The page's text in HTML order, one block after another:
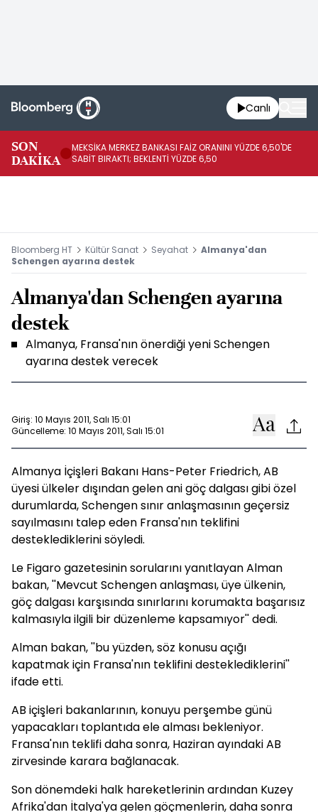
Canlı
SON
DAKİKA
MEKSİKA MERKEZ BANKASI FAİZ ORANINI YÜZDE 6,50'DE
SABİT BIRAKTI; BEKLENTİ YÜZDE 6,50
Bloomberg HT Kültür Sanat Seyahat
Almanya'dan
Schengen ayarına destek
Almanya'dan Schengen ayarına
destek
Almanya, Fransa'nın önerdiği yeni Schengen
ayarına destek verecek
Giriş: 10 Mayıs 2011, Salı 15:01
Güncelleme: 10 Mayıs 2011, Salı 15:01
Almanya İçişleri Bakanı Hans-Peter Friedrich, AB
üyesi ülkeler dışından gelen ani göç dalgası gibi özel
durumlarda, Schengen sınır anlaşmasının geçersiz
sayılmasını talep eden Fransa'nın teklifini
desteklediklerini söyledi.
Le Figaro gazetesinin sorularını yanıtlayan Alman
bakan, ''Mevcut Schengen anlaşması, üye ülkenin,
göç dalgası karşısında sınırlarını korumakta başarısız
kalmasıyla ilgili bir düzenleme kapsamıyor'' dedi.
Alman bakan, ''bu yüzden, söz konusu açığı
kapatmak için Fransa'nın teklifini desteklediklerini''
ifade etti.
AB içişleri bakanlarının, konuyu perşembe günü
yapacakları toplantıda ele alması bekleniyor.
Fransa'nın teklifi daha sonra, Haziran ayındaki AB
zirvesinde karara bağlanacak.
Son dönemdeki halk hareketlerinin ardından Kuzey
Afrika'dan İtalya'ya gelen göçmenlerin, daha sonra